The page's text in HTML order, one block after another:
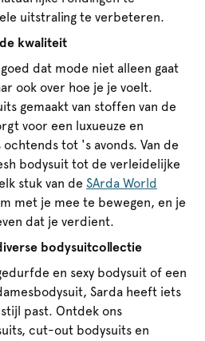
uitstraling te verbeteren.
kwaliteit
dat mode niet alleen gaat
ook over hoe je je voelt.
gemaakt van stoffen van de
voor een luxueuze en
tot 's avonds. Van de
bodysuit tot de verleidelijke
stuk van de SArda World
met je mee te bewegen, en je
dat je verdient.
bodysuitcollectie
en sexy bodysuit of een
Sarda heeft iets
past. Ontdek ons
cut-out bodysuits en